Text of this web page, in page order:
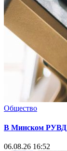
Общество
В Минском РУВД
06.08.26 16:52